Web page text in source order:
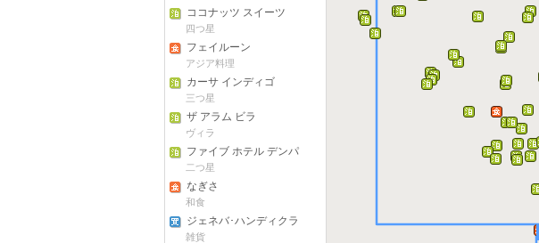
ココナッツ スイーツ
四つ星
フェイルーン
アジア料理
カーサ インディゴ
三つ星
ザ アラム ビラ
ヴィラ
ファイブ ホテル デンパ
サール
二つ星
なぎさ
和食
ジェネバ･ハンディクラ
フト･センター
雑貨